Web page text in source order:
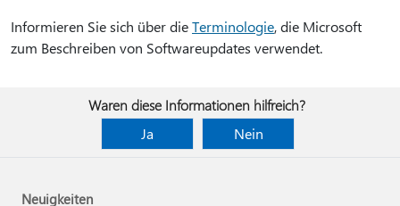
Informieren Sie sich über dieTerminologie, die Microsoft
zum Beschreiben von Softwareupdates verwendet.
Waren diese Informationen hilfreich?
Ja
Nein
Neuigkeiten